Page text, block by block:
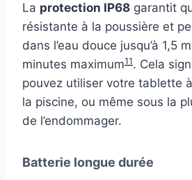
La protection IP68 garantit
résistante à la poussière et
dans l’eau douce jusqu’à 1,5
minutes maximum11. Cela
pouvez utiliser votre tablette
la piscine, ou même sous la
de l’endommager.
Batterie longue durée